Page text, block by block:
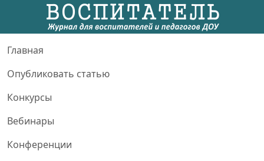
Главная
Опубликовать статью
Конкурсы
Вебинары
Конференции